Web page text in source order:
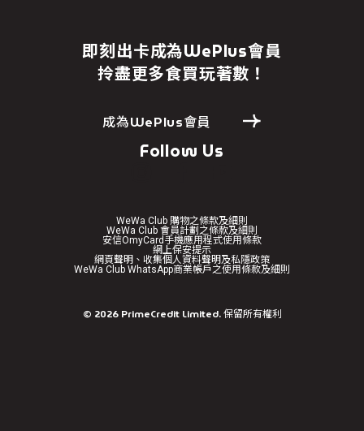
即刻出卡成為WePlus會員
拎盡更多食買玩著數！
成為WePlus會員
Follow Us
WeWa Club 購物之條款及細則
WeWa Club 會員計劃之條款及細則
安信OmyCard手機應用程式使用條款
網上保安提示
網頁聲明、收集個人資料聲明及私隱政策
WeWa Club WhatsApp商業帳戶之使用條款及細則
© 2026PrimeCredit Limited. 保留所有權利